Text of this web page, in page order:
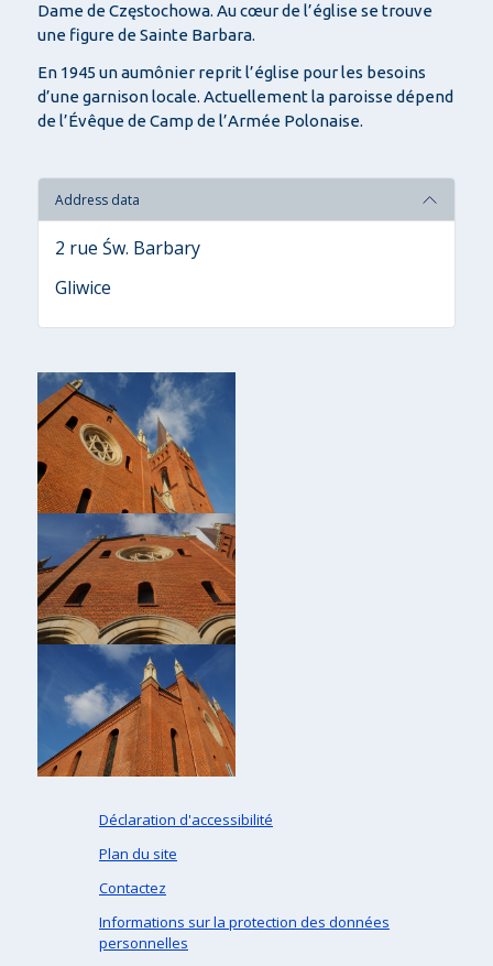
Dame de Częstochowa. Au cœur de l’église se trouve
une figure de Sainte Barbara.
En 1945 un aumônier reprit l’église pour les besoins
d’une garnison locale. Actuellement la paroisse dépend
de l’Évêque de Camp de l’Armée Polonaise.
Address data
2 rue Św. Barbary
Gliwice
Déclaration d'accessibilité
Plan du site
Contactez
Informations sur la protection des données
personnelles